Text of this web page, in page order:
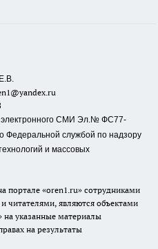
электронного СМИ Эл.№ ФС77-
Федеральной службой по надзору
и массовых
«oren1.ru» сотрудниками
читателями, являются объектами
на указанные материалы
на результаты